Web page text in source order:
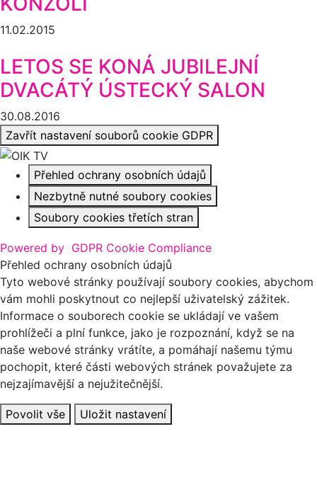
11.02.2015
LETOS SE KONÁ JUBILEJNÍ
DVACÁTÝ ÚSTECKÝ SALON
30.08.2016
Zavřít nastavení souborů cookie GDPR
Přehled ochrany osobních údajů
Nezbytně nutné soubory cookies
Soubory cookies třetích stran
Powered by GDPR Cookie Compliance
Přehled ochrany osobních údajů
Tyto webové stránky používají soubory cookies, abychom
vám mohli poskytnout co nejlepší uživatelský zážitek.
Informace o souborech cookie se ukládají ve vašem
prohlížeči a plní funkce, jako je rozpoznání, když se na
naše webové stránky vrátíte, a pomáhají našemu týmu
pochopit, které části webových stránek považujete za
nejzajímavější a nejužitečnější.
Povolit vše Uložit nastavení